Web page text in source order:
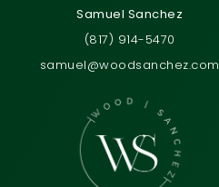
Samuel Sanchez
(817) 914-5470
samuel@woodsanchez.com